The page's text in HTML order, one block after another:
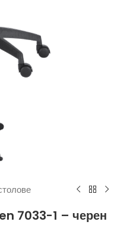
7033-1 – черен